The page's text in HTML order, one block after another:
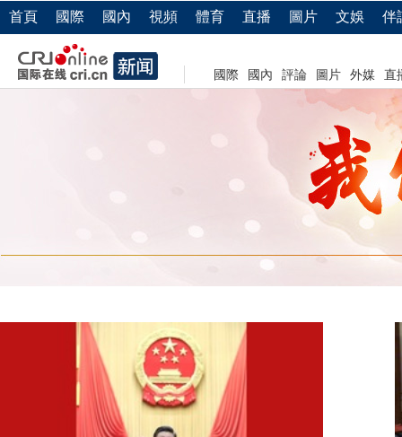
首頁 國際 國內 視頻 體育 直播 圖片 文娛 伴
國際 國內 評論 圖片 外媒 直